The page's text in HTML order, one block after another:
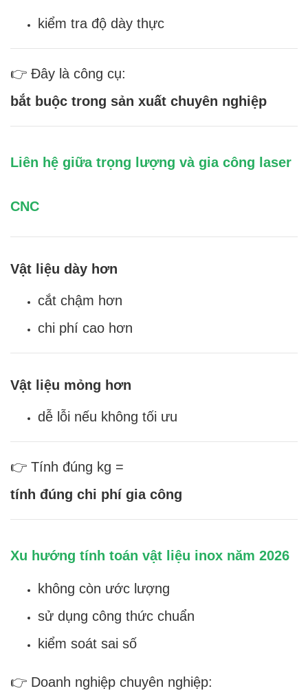
kiểm tra độ dày thực
👉 Đây là công cụ:
bắt buộc trong sản xuất chuyên nghiệp
Liên hệ giữa trọng lượng và gia công laser
CNC
Vật liệu dày hơn
cắt chậm hơn
chi phí cao hơn
Vật liệu mỏng hơn
dễ lỗi nếu không tối ưu
👉 Tính đúng kg =
tính đúng chi phí gia công
Xu hướng tính toán vật liệu inox năm 2026
không còn ước lượng
sử dụng công thức chuẩn
kiểm soát sai số
👉 Doanh nghiệp chuyên nghiệp: